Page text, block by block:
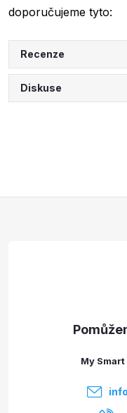
doporučujeme tyto:
Recenze
Diskuse
My Smart
info